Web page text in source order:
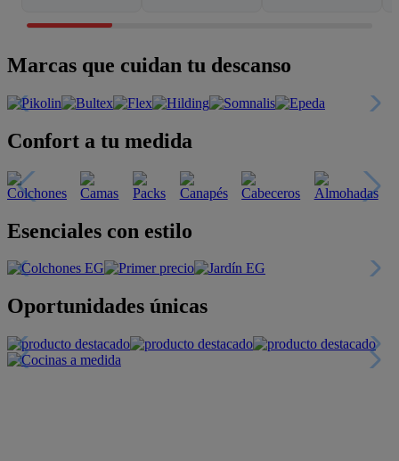
Marcas que cuidan tu descanso
Confort a tu medida
Esenciales con estilo
Oportunidades únicas